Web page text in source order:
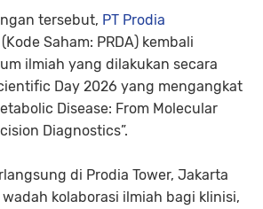
tersebut, PT Prodia
(Kode Saham: PRDA) kembali
ilmiah yang dilakukan secara
Day 2026 yang mengangkat
Disease: From Molecular
Diagnostics”.
di Prodia Tower, Jakarta
kolaborasi ilmiah bagi klinisi,